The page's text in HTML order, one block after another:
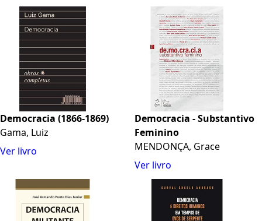
Democracia (1866-1869)
Gama, Luiz
Ver livro
Democracia - Substantivo
Feminino
MENDONÇA, Grace
Ver livro